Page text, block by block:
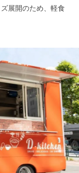
展開のため、軽食